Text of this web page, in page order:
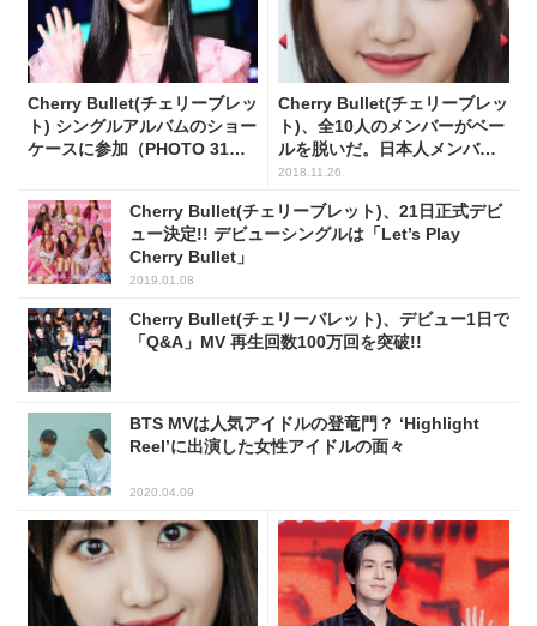
Cherry Bullet(チェリーブレッ
ト) シングルアルバムのショー
ケースに参加（PHOTO 31
Cherry Bullet(チェリーブレッ
ト)、全10人のメンバーがベー
ルを脱いだ。日本人メンバー3
人が所属
2018.11.26
Cherry Bullet(チェリーブレット)、21日正式デビ
ュー決定!! デビューシングルは「Let’s Play
Cherry Bullet」
2019.01.08
Cherry Bullet(チェリーバレット)、デビュー1日で
「Q&A」MV 再生回数100万回を突破!!
BTS MVは人気アイドルの登竜門？ ‘Highlight
Reel’に出演した女性アイドルの面々
2020.04.09